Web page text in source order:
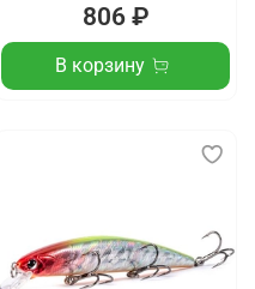
806 ₽
В корзину